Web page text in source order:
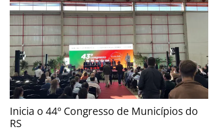
Inicia o 44º Congresso de Municípios do
RS